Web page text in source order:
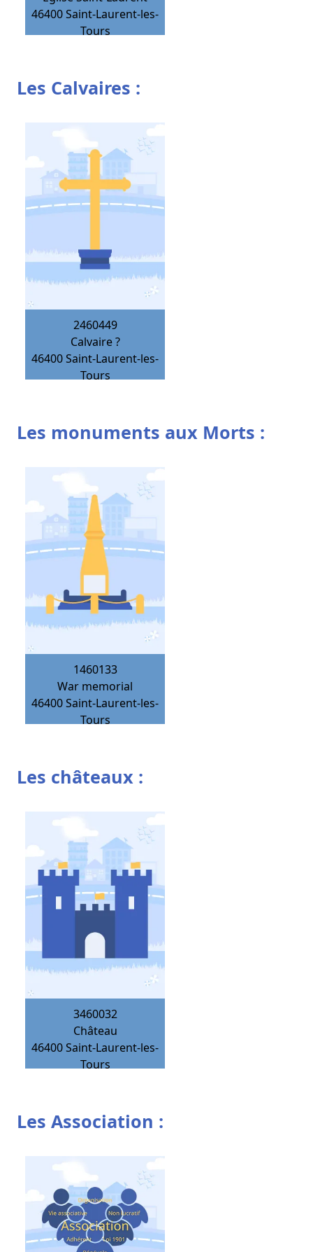
46400Saint-Laurent-les-
Tours
Les Calvaires :
2460449
Calvaire ?
46400Saint-Laurent-les-
Tours
Les monuments aux Morts :
1460133
War memorial
46400Saint-Laurent-les-
Tours
Les châteaux :
3460032
Château
46400Saint-Laurent-les-
Tours
Les Association :